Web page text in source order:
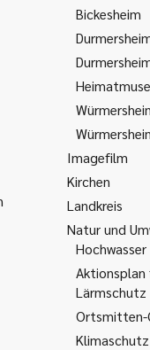
Bickesheim
Imagefilm
Kirchen
Landkreis
Natur und
Hochwasser
Lärmschutz
Ortsmitten-
Klimaschutz